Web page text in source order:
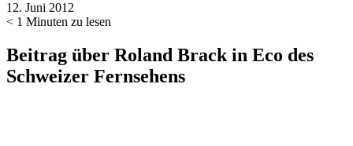
12. Juni 2012
< 1 Minuten zu lesen
Beitrag über Roland Brack in Eco des
Schweizer Fernsehens